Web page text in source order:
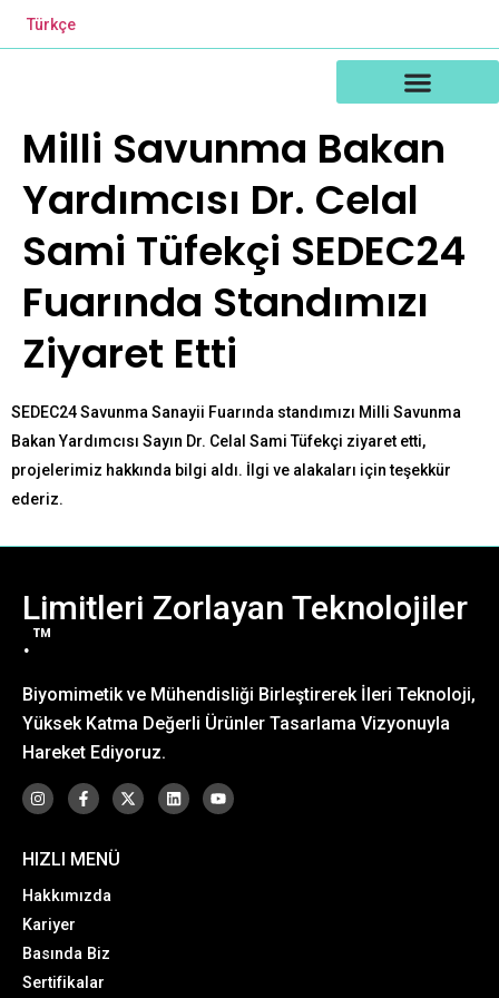
Türkçe
Milli Savunma Bakan
Yardımcısı Dr. Celal
Sami Tüfekçi SEDEC24
Fuarında Standımızı
Ziyaret Etti
SEDEC24 Savunma Sanayii Fuarında standımızı Milli Savunma
Bakan Yardımcısı Sayın Dr. Celal Sami Tüfekçi ziyaret etti,
projelerimiz hakkında bilgi aldı. İlgi ve alakaları için teşekkür
ederiz.
Limitleri Zorlayan Teknolojiler
.™
Biyomimetik ve Mühendisliği Birleştirerek İleri Teknoloji,
Yüksek Katma Değerli Ürünler Tasarlama Vizyonuyla
Hareket Ediyoruz.
HIZLI MENÜ
Hakkımızda
Kariyer
Basında Biz
Sertifikalar